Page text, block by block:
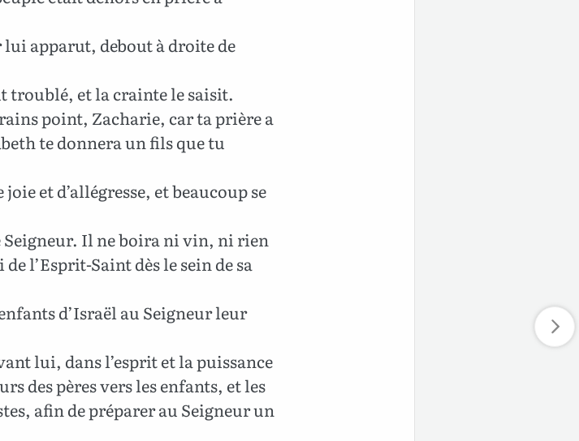
apparut, debout à droite de
troublé, et la crainte le saisit.
point, Zacharie, car ta prière a
te donnera un fils que tu
et d’allégresse, et beaucoup se
Seigneur. Il ne boira ni vin, ni rien
l’Esprit-Saint dès le sein de sa
d’Israël au Seigneur leur
lui, dans l’esprit et la puissance
des pères vers les enfants, et les
afin de préparer au Seigneur un